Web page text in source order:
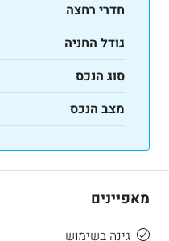
חדרי רחצה
גודל החניה
סוג הנכס
מצב הנכס
מאפיינים
גינה בשימוש